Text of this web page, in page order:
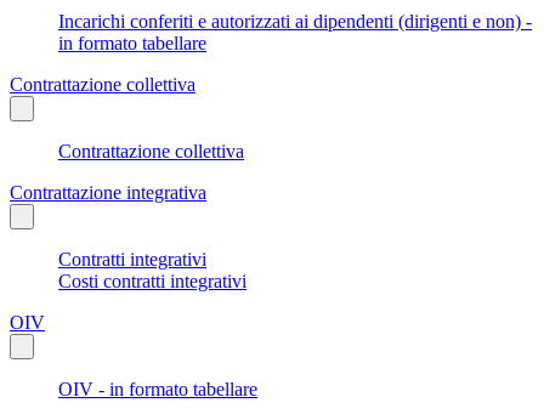
Incarichi conferiti e autorizzati ai dipendenti (dirigenti e non) -
in formato tabellare
Contrattazione collettiva
Contrattazione collettiva
Contrattazione integrativa
Contratti integrativi
Costi contratti integrativi
OIV
OIV - in formato tabellare